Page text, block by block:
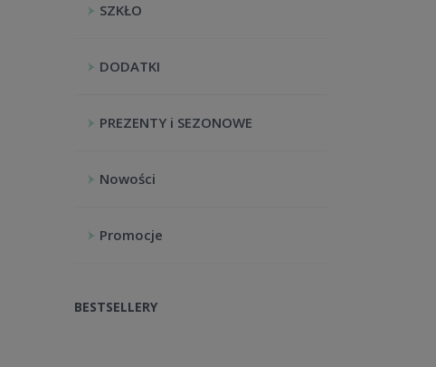
SZKŁO
DODATKI
PREZENTY i SEZONOWE
Nowości
Promocje
BESTSELLERY